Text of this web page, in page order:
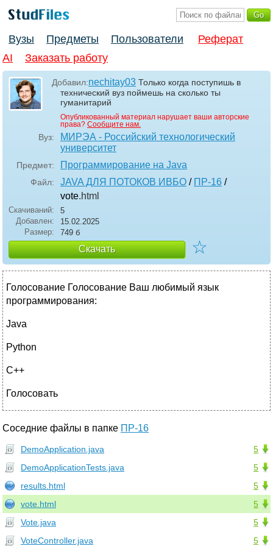
Вузы Предметы Пользователи
Реферат
AI
Заказать работу
Добавил:nechitay03 Только когда поступишь в
технический вуз поймешь на сколько ты
гуманитарий
Опубликованный материал нарушает ваши авторские
права? Сообщите нам.
Вуз:
МИРЭА - Российский технологический
университет
Предмет: Программирование на Java
Файл: JAVA ДЛЯ ПОТОКОВ ИВБО / ПР-16 /
vote.html
Скачиваний:
5
Добавлен:
15.02.2025
Размер:
749 б
Скачать ☆
Голосование Голосование Ваш любимый язык
программирования:
Java
Python
C++
Голосовать
Соседние файлы в папке ПР-16
5
DemoApplication.java
5
DemoApplicationTests.java
5
results.html
5
vote.html
5
Vote.java
5
VoteController.java